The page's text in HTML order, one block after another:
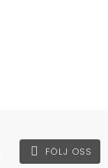
FÖLJ OSS